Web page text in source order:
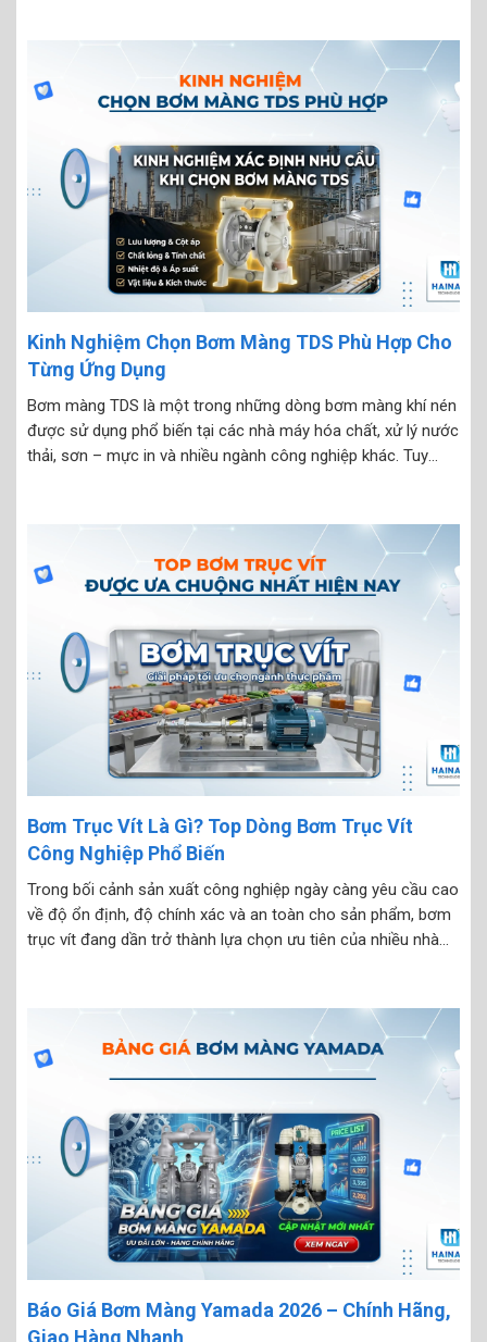
Kinh Nghiệm Chọn Bơm Màng TDS Phù Hợp Cho
Từng Ứng Dụng
Bơm màng TDS là một trong những dòng bơm màng khí nén
được sử dụng phổ biến tại các nhà máy hóa chất, xử lý nước
thải, sơn – mực in và nhiều ngành công nghiệp khác. Tuy
Bơm Trục Vít Là Gì? Top Dòng Bơm Trục Vít
Công Nghiệp Phổ Biến
Trong bối cảnh sản xuất công nghiệp ngày càng yêu cầu cao
về độ ổn định, độ chính xác và an toàn cho sản phẩm, bơm
trục vít đang dần trở thành lựa chọn ưu tiên của nhiều nhà
Báo Giá Bơm Màng Yamada 2026 – Chính Hãng,
Giao Hàng Nhanh